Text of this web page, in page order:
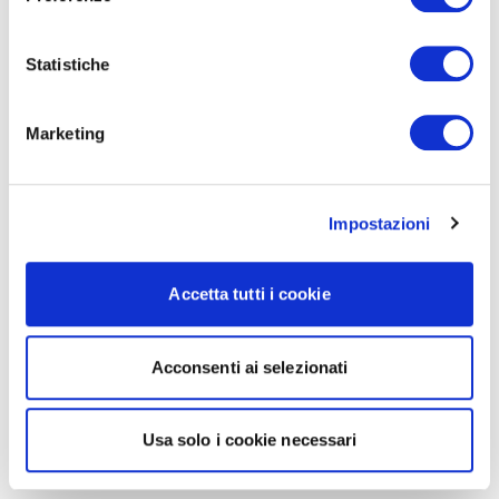
Statistiche
Marketing
Impostazioni
Accetta tutti i cookie
Acconsenti ai selezionati
Usa solo i cookie necessari